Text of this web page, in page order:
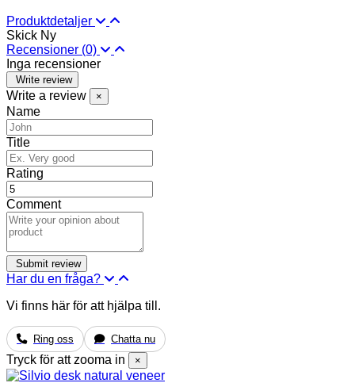
Produktdetaljer
Skick Ny
Recensioner (0)
Inga recensioner
Write review
Write a review ×
Name
Title
Rating
Comment
Har du en fråga?
Vi finns här för att hjälpa till.
Ring oss Chatta nu
Tryck för att zooma in ×